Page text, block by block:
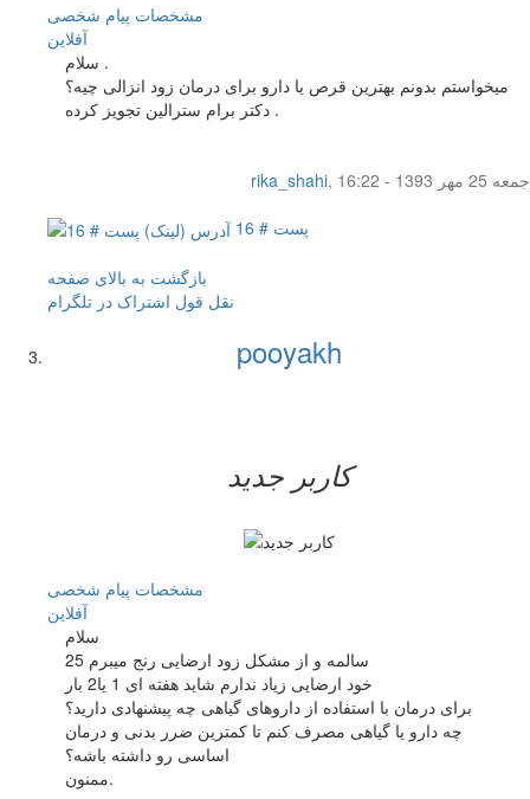
مشخصات پیام شخصی
آفلاين
سلام .
میخواستم بدونم بهترین قرص یا دارو برای درمان زود انزالی چیه؟
دکتر برام سترالین تجویز کرده .
rika_shahi,
جمعه 25 مهر 1393 - 16:22
پست # 16
بازگشت به بالای صفحه
نقل قول اشتراک در تلگرام
pooyakh
کاربر جدید
مشخصات پیام شخصی
آفلاين
سلام
25 سالمه و از مشکل زود ارضایی رنج میبرم
خود ارضایی زیاد ندارم شاید هفته ای 1 یا2 بار
برای درمان با استفاده از داروهای گیاهی چه پیشنهادی دارید؟
چه دارو یا گیاهی مصرف کنم تا کمترین ضرر بدنی و درمان
اساسی رو داشته باشه؟
ممنون.